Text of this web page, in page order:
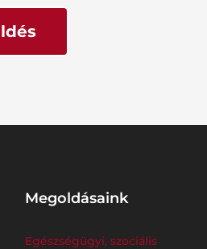
Megoldásaink
Egészségügyi, szociális